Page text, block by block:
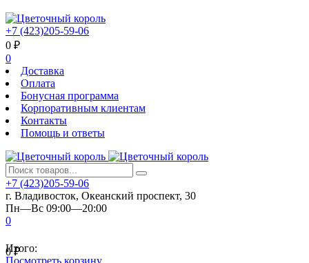
+7 (423)205-59-06
0 ₽
0
Доставка
Оплата
Бонусная программа
Корпоративным клиентам
Контакты
Помощь и ответы
+7 (423)205-59-06
г. Владивосток, Океанский проспект, 30
Пн—Вс 09:00—20:00
0
0₽
Итого:
Посмотреть корзину